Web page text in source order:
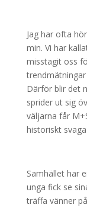
Jag har ofta
min. Vi har
misstagit oss
Därför blir det
sprider ut sig
väljarna får
historiskt
Samhället har
unga fick se
träffa vänner